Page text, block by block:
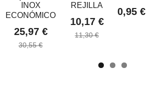
INOX
ECONÓMICO
25,97 €
30,55 €
REJILLA
10,17 €
11,30 €
0,95 €